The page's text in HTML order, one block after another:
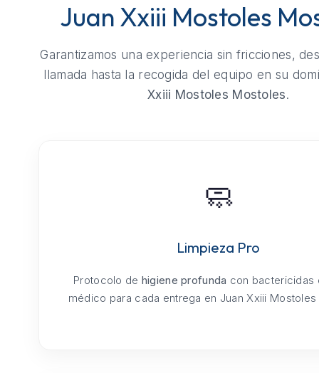
Juan Xxiii Mostoles
Garantizamos una experiencia sin fricciones,
llamada hasta la recogida del equipo en su
Xxiii Mostoles Mostoles.
🧼
Limpieza Pro
Protocolo de higiene profunda con bactericidas
médico para cada entrega en Juan Xxiii